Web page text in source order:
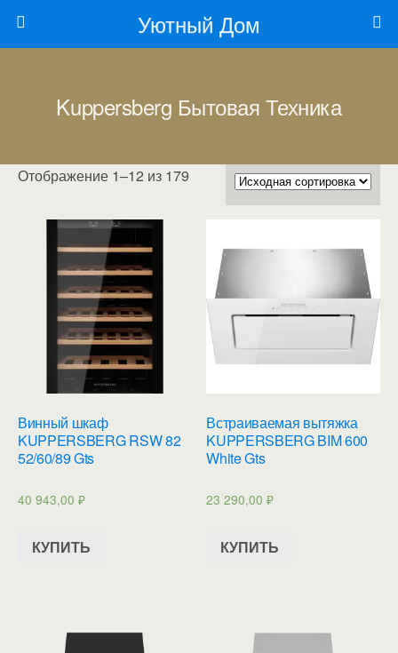
Уютный Дом
Kuppersberg Бытовая Техника
Отображение 1–12 из 179
Винный шкаф
KUPPERSBERG RSW 82
52/60/89 Gts
40 943,00 ₽
КУПИТЬ
Встраиваемая вытяжка
KUPPERSBERG BIM 600
White Gts
23 290,00₽
КУПИТЬ